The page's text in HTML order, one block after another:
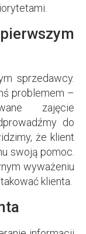
sprzedawcy.
problemem –
zajęcie
do
że klient
swoją pomoc.
wyważeniu
klienta.